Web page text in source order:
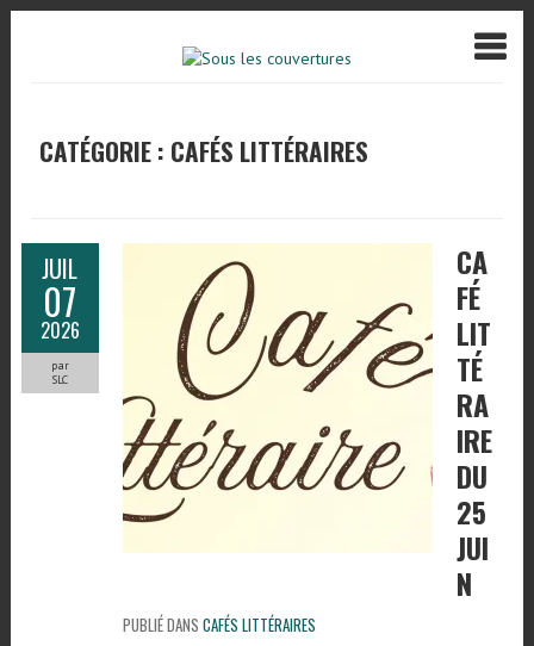
CATÉGORIE : CAFÉS LITTÉRAIRES
JUIL
07
2026
par
SLC
CA
FÉ
LIT
TÉ
RA
IRE
DU
25
JUI
N
PUBLIÉ DANS CAFÉS LITTÉRAIRES